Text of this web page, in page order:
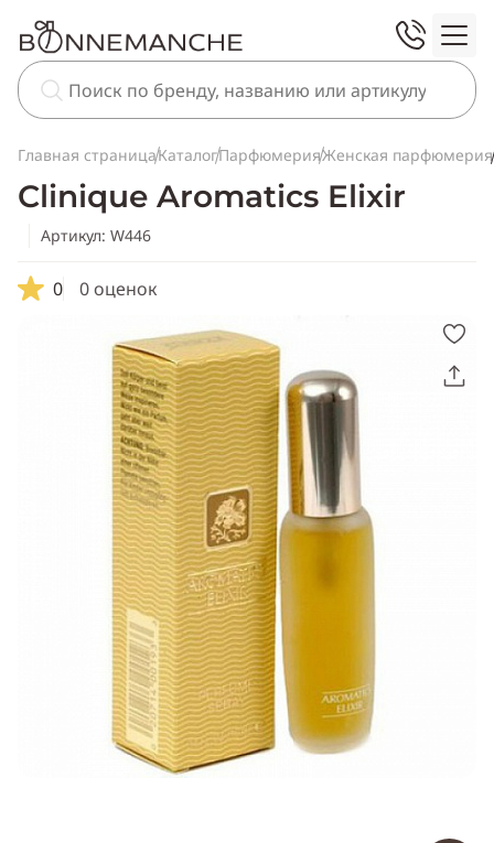
Главная страницаКаталогПарфюмерияЖенская парфюмерия
Clinique Aromatics Elixir
Артикул: W446
0 0 оценок
Telegram
Одноклассники